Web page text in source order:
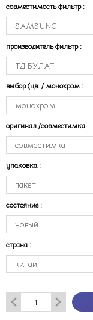
совместимость фильтр :
производитель фильтр :
выбор (цв. / монохром :
оригинал /совместимка :
упаковка :
состояние :
страна :